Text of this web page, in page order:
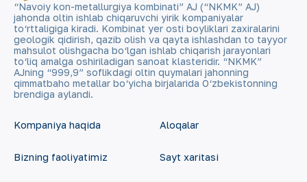
“Navoiy kon-metallurgiya kombinati” AJ (“NKMK” AJ)
jahonda oltin ishlab chiqaruvchi yirik kompaniyalar
to‘rttaligiga kiradi. Kombinat yer osti boyliklari zaxiralarini
geologik qidirish, qazib olish va qayta ishlashdan to tayyor
mahsulot olishgacha bo‘lgan ishlab chiqarish jarayonlari
to‘liq amalga oshiriladigan sanoat klasteridir. “NKMK”
AJning “999,9” soflikdagi oltin quymalari jahonning
qimmatbaho metallar bo‘yicha birjalarida O‘zbekistonning
brendiga aylandi.
Kompaniya haqida
Bizning faoliyatimiz
Aloqalar
Sayt xaritasi